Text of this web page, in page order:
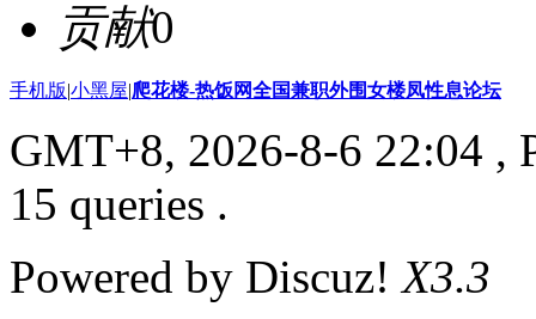
贡献0
手机版|小黑屋|爬花楼-热饭网全国兼职外围女楼凤性息论坛
GMT+8, 2026-8-6 22:04 ,
15 queries .
Powered by Discuz!X3.3